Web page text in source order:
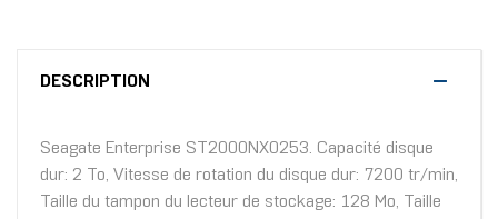
DESCRIPTION
Seagate Enterprise ST2000NX0253. Capacité disque
dur: 2 To, Vitesse de rotation du disque dur: 7200 tr/min,
Taille du tampon du lecteur de stockage: 128 Mo, Taille